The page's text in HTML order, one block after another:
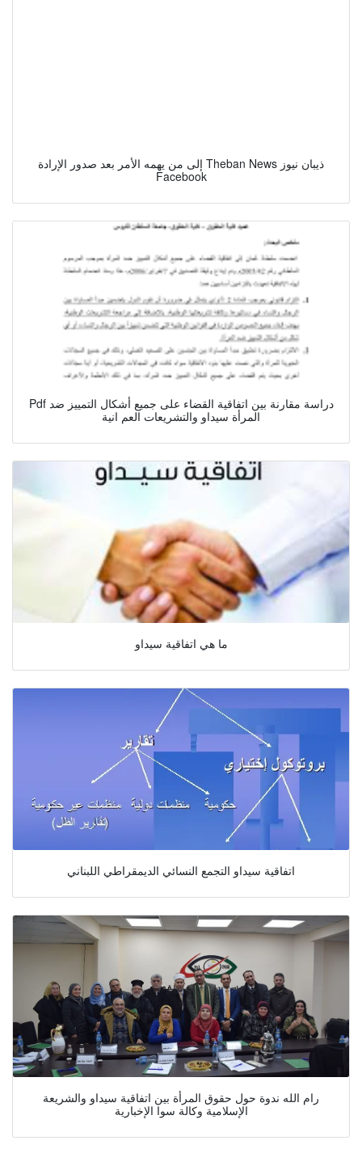
إلى من يهمه الأمر بعد صدور الإرادة Theban News ذيبان نيوز
Facebook
Pdf دراسة مقارنة بين اتفاقية القضاء على جميع أشكال التمييز ضد
المرأة سيداو والتشريعات العم انية
ما هي اتفاقية سيداو
اتفاقية سيداو التجمع النسائي الديمقراطي اللبناني
رام الله ندوة حول حقوق المرأة بين اتفاقية سيداو والشريعة
الإسلامية وكالة سوا الإخبارية